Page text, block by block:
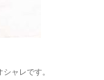
ャレです。